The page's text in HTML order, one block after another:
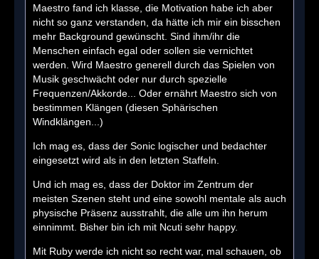
Maestro fand ich klasse, die Motivation habe ich aber
nicht so ganz verstanden, da hätte ich mir ein bisschen
mehr Background gewünscht. Sind ihm/ihr die
Menschen einfach egal oder sollen sie vernichtet
werden. Wird Maestro generell durch das Spielen von
Musik geschwächt oder nur durch spezielle
Frequenzen/Akkorde... Oder ernährt Maestro sich von
bestimmen Klängen (diesen Sphärischen
Windklängen...)
Ich mag es, dass der Sonic logischer und bedachter
eingesetzt wird als in den letzten Staffeln.
Und ich mag es, dass der Doktor im Zentrum der
meisten Szenen steht und eine sowohl mentale als auch
physische Präsenz ausstrahlt, die alle um ihn herum
einnimmt. Bisher bin ich mit Ncuti sehr happy.
Mit Ruby werde ich nicht so recht war, mal schauen, ob